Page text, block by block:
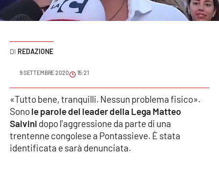
Sport
Meteo
Editoriali
VIDEO
REDAZIONE
9 SETTEMBRE 2020 15:21
«Tutto bene, tranquilli. Nessun problema fisico».
Sonole parole del leader della Lega Matteo
Salvini dopo l'aggressione da parte di una
trentenne congolese a Pontassieve. È stata
identificata e sarà denunciata.